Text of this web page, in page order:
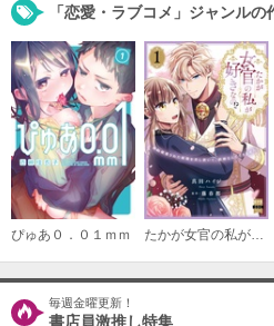
「恋愛・ラブコメ」ジャンルの
ぴゅあ０．０１ｍｍ
毎週金曜更新！
書店員激推し特集